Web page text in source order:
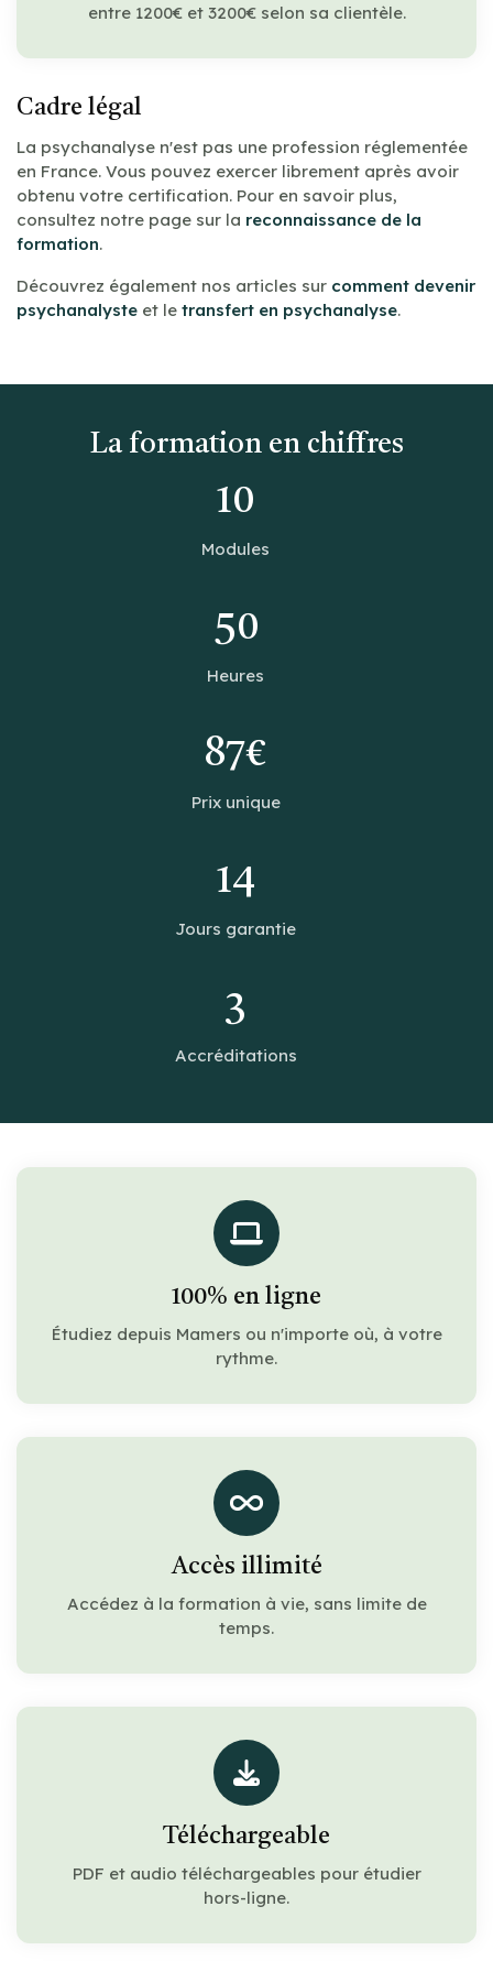
entre 1200€ et 3200€ selon sa clientèle.
Cadre légal
La psychanalyse n'est pas une profession réglementée
en France. Vous pouvez exercer librement après avoir
obtenu votre certification. Pour en savoir plus,
consultez notre page sur la reconnaissance de la
formation.
Découvrez également nos articles sur comment devenir
psychanalyste et le transfert en psychanalyse.
La formation en chiffres
10
Modules
50
Heures
87€
Prix unique
14
Jours garantie
3
Accréditations
100% en ligne
Étudiez depuis Mamers ou n'importe où, à votre
rythme.
Accès illimité
Accédez à la formation à vie, sans limite de
temps.
Téléchargeable
PDF et audio téléchargeables pour étudier
hors-ligne.